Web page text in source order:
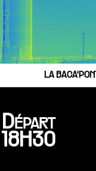
LA
Départ
18H30